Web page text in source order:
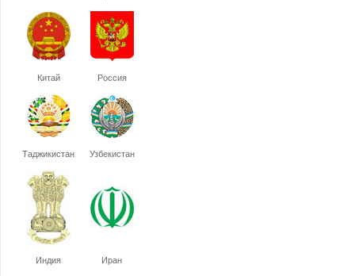
Китай Россия
Таджикистан Узбекистан
Индия Иран